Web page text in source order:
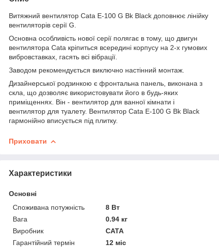
Витяжний вентилятор Cata E-100 G Bk Black доповнює лінійку
вентиляторів серії G.
Основна особливість нової серії полягає в тому, що двигун
вентилятора Cata кріпиться всередині корпусу на 2-х гумових
вибровставках, гасять всі вібрації.
Заводом рекомендується виключно настінний монтаж.
Дизайнерської родзинкою є фронтальна панель, виконана з
скла, що дозволяє використовувати його в будь-яких
приміщеннях. Він - вентилятор для ванної кімнати і
вентилятор для туалету. Вентилятор Cata E-100 G Bk Black
гармонійно вписується під плитку.
Приховати
Характеристики
Основні
Споживана потужність
8 Вт
Вага
0.94 кг
Виробник
CATA
Гарантійний термін
12 міс